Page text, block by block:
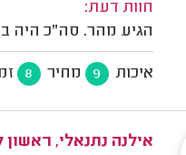
חוות דעת:
הגיע מהר. סה"כ היה
איכות 9 מחיר 8
אילנה נתנאלי, ראשון